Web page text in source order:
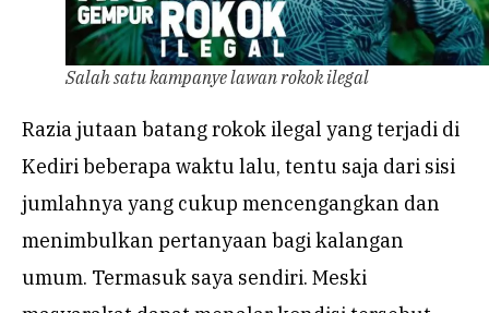
Salah satu kampanye lawan rokok ilegal
Razia jutaan batang rokok ilegal yang terjadi di
Kediri beberapa waktu lalu, tentu saja dari sisi
jumlahnya yang cukup mencengangkan dan
menimbulkan pertanyaan bagi kalangan
umum. Termasuk saya sendiri. Meski